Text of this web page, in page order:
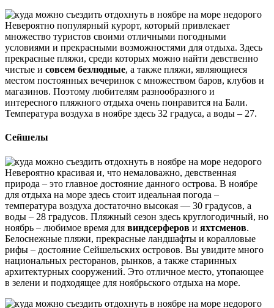
Невероятно популярный курорт, который привлекает
множество туристов своими отличными погодными
условиями и прекрасными возможностями для отдыха. Здесь
прекрасные пляжи, среди которых можно найти девственно
чистые и совсем безлюдные, а также пляжи, являющиеся
местом постоянных вечеринок с множеством баров, клубов и
магазинов. Поэтому любителям разнообразного и
интересного пляжного отдыха очень понравится на Бали.
Температура воздуха в ноябре здесь 32 градуса, а воды – 27.
Сейшелы
Невероятно красивая и, что немаловажно, девственная
природа – это главное достояние данного острова. В ноябре
для отдыха на море здесь стоит идеальная погода –
температура воздуха достаточно высокая — 30 градусов, а
воды – 28 градусов. Пляжный сезон здесь круглогодичный, но
ноябрь – любимое время для виндсерферов и яхтсменов.
Белоснежные пляжи, прекрасные ландшафты и коралловые
рифы – достояние Сейшельских островов. Вы увидите много
национальных ресторанов, рынков, а также старинных
архитектурных сооружений. Это отличное место, утопающее
в зелени и подходящее для ноябрьского отдыха на море.